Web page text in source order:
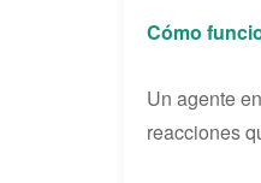
Cómo
Un agente
reacciones